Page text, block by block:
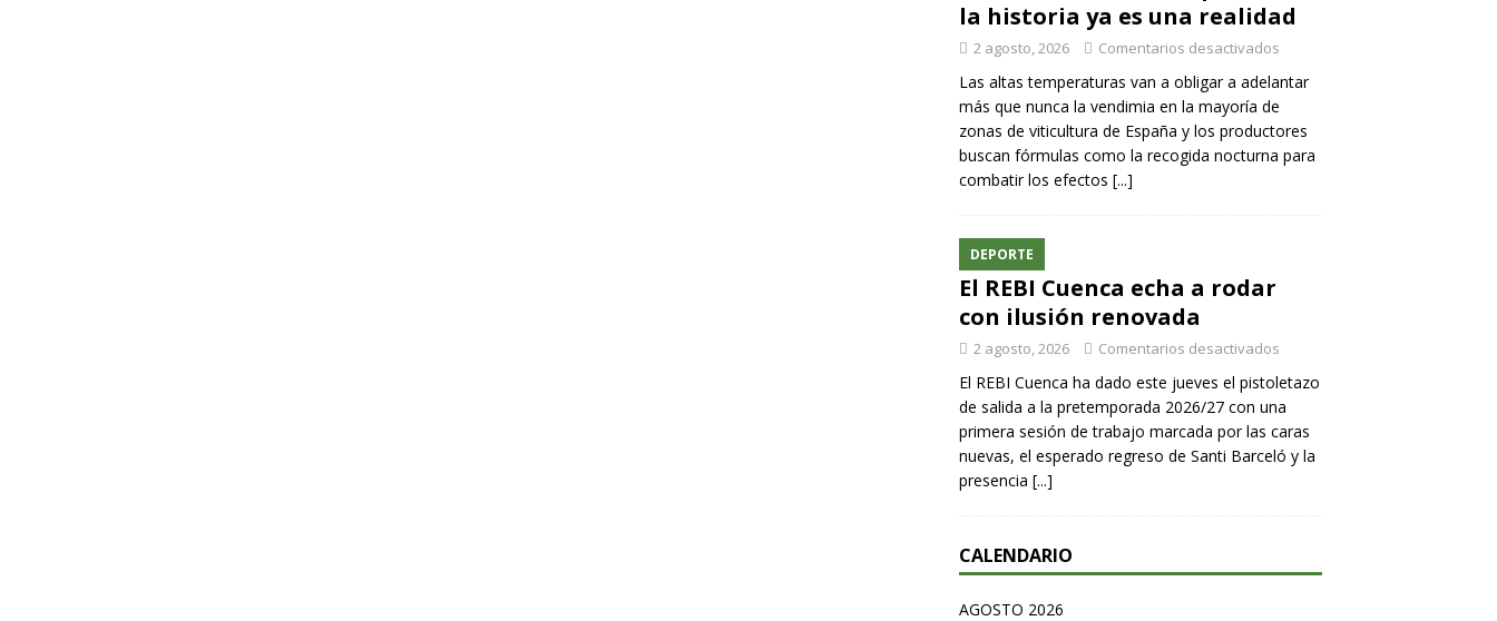
la historia ya es una realidad
2 agosto, 2026 Comentarios desactivados
Las altas temperaturas van a obligar a adelantar
más que nunca la vendimia en la mayoría de
zonas de viticultura de España y los productores
buscan fórmulas como la recogida nocturna para
combatir los efectos [...]
DEPORTE
El REBI Cuenca echa a rodar
con ilusión renovada
2 agosto, 2026 Comentarios desactivados
El REBI Cuenca ha dado este jueves el pistoletazo
de salida a la pretemporada 2026/27 con una
primera sesión de trabajo marcada por las caras
nuevas, el esperado regreso de Santi Barceló y la
presencia [...]
CALENDARIO
AGOSTO 2026